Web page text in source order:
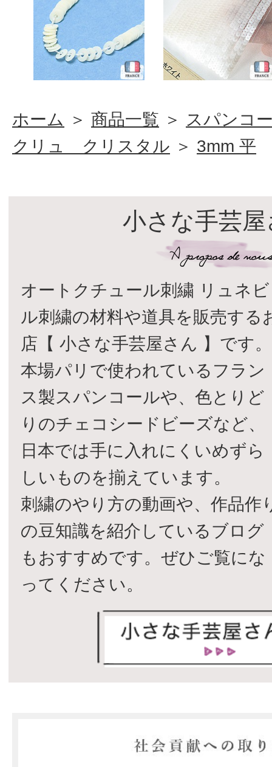
ホーム ＞ 商品一覧 ＞
スパンコ
クリュ クリスタル ＞ 3mm 平
小さな手芸
オートクチュール刺繍 リュネビ
ル刺繍の材料や道具を販売する
店【 小さな手芸屋さん 】です。
本場パリで使われているフラン
ス製スパンコールや、色とりど
りのチェコシードビーズなど、
日本では手に入れにくいめずら
しいものを揃えています。
刺繍のやり方の動画や、作品作
の豆知識を紹介しているブログ
もおすすめです。ぜひご覧にな
ってください。